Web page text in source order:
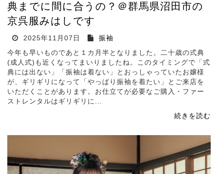
典までに間に合うの？＠群馬県沼田市の
京呉服みはしです
2025年11月07日
振袖
今年も早いものであと１カ月半となりました。二十歳の式典
(成人式)も近くなってまいりましたね。このタイミングで「式
典には出ない」「振袖は着ない」とおっしゃっていたお嬢様
が、ギリギリになって「やっぱり振袖を着たい」とご来店を
いただくことがあります。お仕立てが必要なご購入・ファー
ストレンタルはギリギリに...
続きを読む